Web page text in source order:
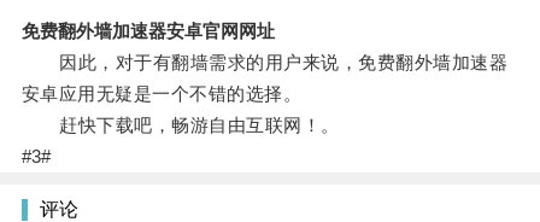
免费翻外墙加速器安卓官网网址
因此，对于有翻墙需求的用户来说，免费翻外墙加速器
安卓应用无疑是一个不错的选择。
赶快下载吧，畅游自由互联网！。
#3#
评论